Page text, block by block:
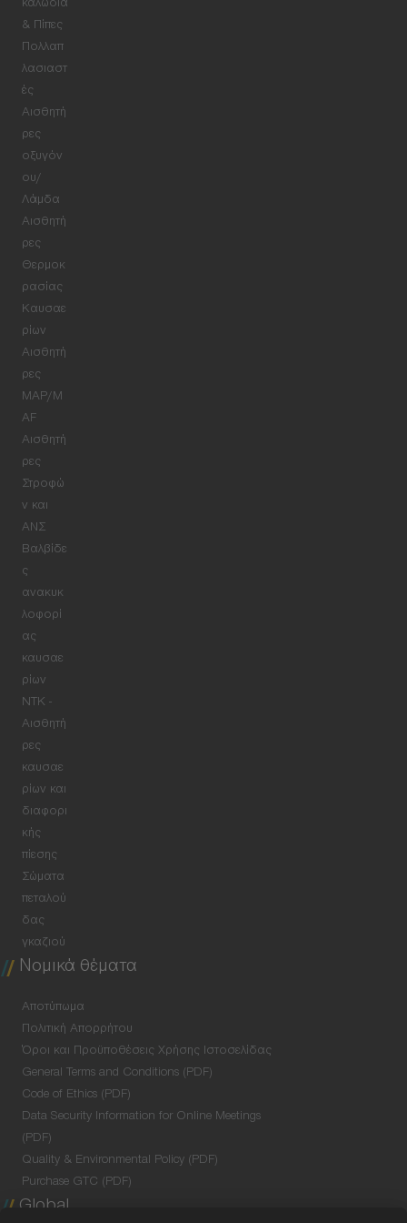
καλώδια
& Πίπες
Πολλαπ
λασιαστ
ές
Αισθητή
ρες
οξυγόν
ου/
Λάμδα
Αισθητή
ρες
Θερμοκ
ρασίας
Καυσαε
ρίων
Αισθητή
ρες
MAP/M
AF
Αισθητή
ρες
Στροφώ
ν και
ΑΝΣ
Βαλβίδε
ς
ανακυκ
λοφορί
ας
καυσαε
ρίων
NTK -
Αισθητή
ρες
καυσαε
ρίων και
διαφορι
κής
πίεσης
Σώματα
πεταλού
δας
γκαζιού
Νομικά θέματα
Αποτύπωμα
Πολιτική Απορρήτου
Όροι και Προϋποθέσεις Χρήσης Ιστοσελίδας
General Terms and Conditions (PDF)
Code of Ethics (PDF)
Data Security Information for Online Meetings
(PDF)
Quality & Environmental Policy (PDF)
Purchase GTC (PDF)
Global